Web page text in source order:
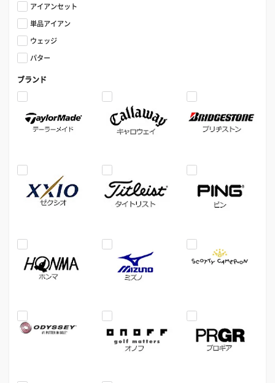
アイアンセット
単品アイアン
ウェッジ
パター
ブランド